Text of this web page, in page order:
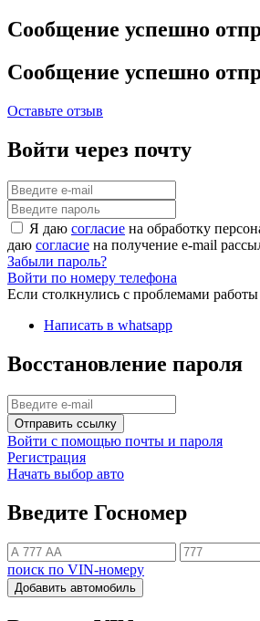
Сообщение успешно
Сообщение успешно
Оставьте отзыв
Войти через почту
Я даю согласие на обработку
даю согласие на получение e-mail
Забыли пароль?
Войти по номеру телефона
Если столкнулись с проблемами
Написать в whatsapp
Восстановление пароля
Отправить ссылку
Войти с помощью почты и пароля
Регистрация
Начать выбор авто
Введите Госномер
поиск по VIN-номеру
Добавить автомобиль